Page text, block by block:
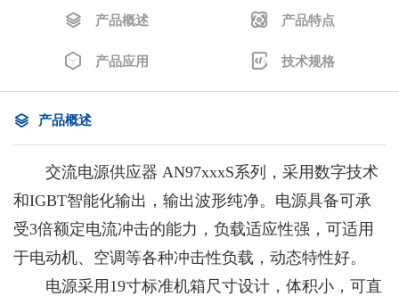
产品概述 产品特点
产品应用 技术规格
产品概述
交流电源供应器 AN97xxxS系列，采用数字技术
和IGBT智能化输出，输出波形纯净。电源具备可承
受3倍额定电流冲击的能力，负载适应性强，可适用
于电动机、空调等各种冲击性负载，动态特性好。
电源采用19寸标准机箱尺寸设计，体积小，可直